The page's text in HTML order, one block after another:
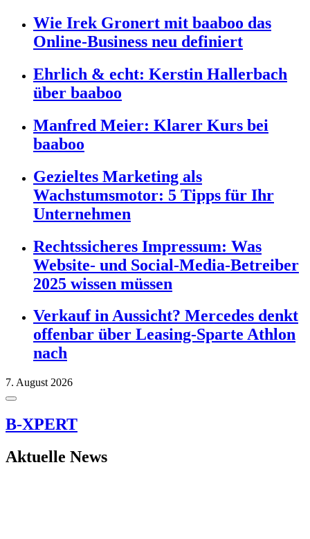
Wie Irek Gronert mit baaboo das
Online-Business neu definiert
Ehrlich & echt: Kerstin Hallerbach
über baaboo
Manfred Meier: Klarer Kurs bei
baaboo
Gezieltes Marketing als
Wachstumsmotor: 5 Tipps für Ihr
Unternehmen
Rechtssicheres Impressum: Was
Website- und Social-Media-Betreiber
2025 wissen müssen
Verkauf in Aussicht? Mercedes denkt
offenbar über Leasing-Sparte Athlon
nach
7. August 2026
B-XPERT
Aktuelle News